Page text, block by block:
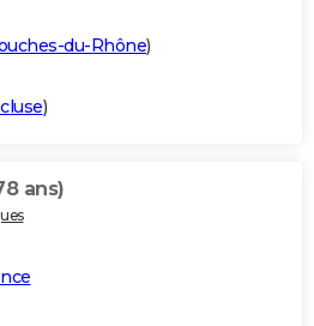
du-Rhône)
)
ans)